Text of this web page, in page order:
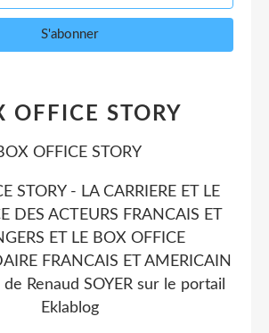
OFFICE STORY
STORY - LA CARRIERE ET LE
DES ACTEURS FRANCAIS ET
ET LE BOX OFFICE
FRANCAIS ET AMERICAIN
de Renaud SOYER sur le portail
Eklablog